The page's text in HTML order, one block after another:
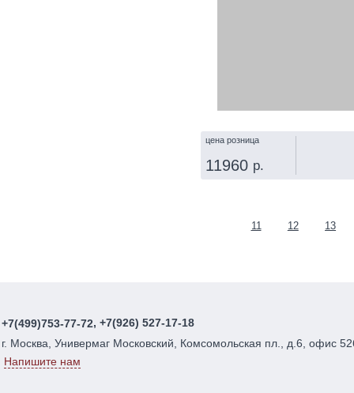
цена розница
11960 р.
Страницы
11 12 13
+7(499)753-77-72, +7(926) 527-17-18
г. Москва, Универмаг Московский, Комсомольская пл., д.6, офис
Напишите нам